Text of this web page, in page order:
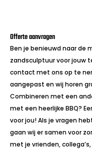
Offerte aanvragen
Ben je benieuwd naar de
zandsculptuur voor jouw
contact met ons op te
aangepast en wij horen
Combineren met een
met een heerlijke BBQ?
voor jou! Als je vragen
gaan wij er samen voor
met je vrienden,